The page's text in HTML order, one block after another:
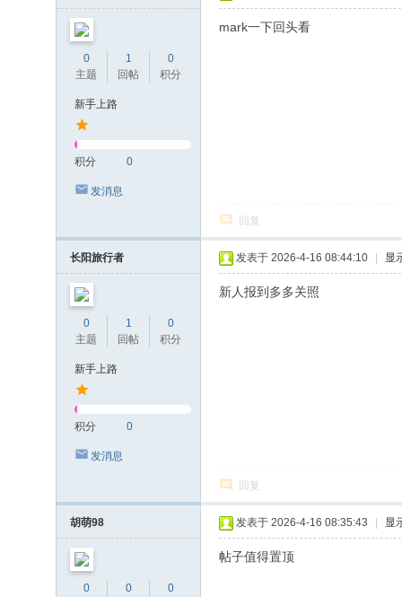
0
主题
1
回帖
0
积分
新手上路
积分 0
发消息
mark一下回头看
回复
长阳旅行者
0
主题
1
回帖
0
积分
新手上路
积分 0
发消息
发表于 2026-4-16 08:44:10 显
新人报到多多关照
回复
胡萌98
0
0
0
发表于 2026-4-16 08:35:43 显
帖子值得置顶